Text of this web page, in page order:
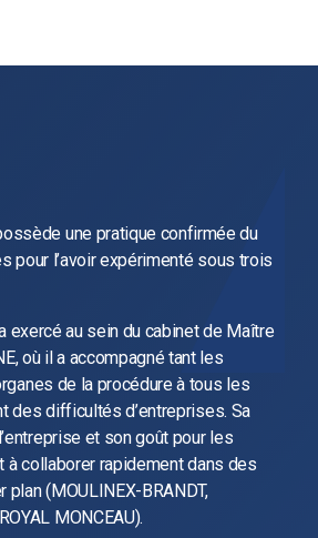
une pratique confirmée du
pour l’avoir expérimenté sous trois
exercé au sein du cabinet de Maître
où il a accompagné tant les
de la procédure à tous les
des difficultés d’entreprises. Sa
et son goût pour les
à collaborer rapidement dans des
(MOULINEX-BRANDT,
MONCEAU).